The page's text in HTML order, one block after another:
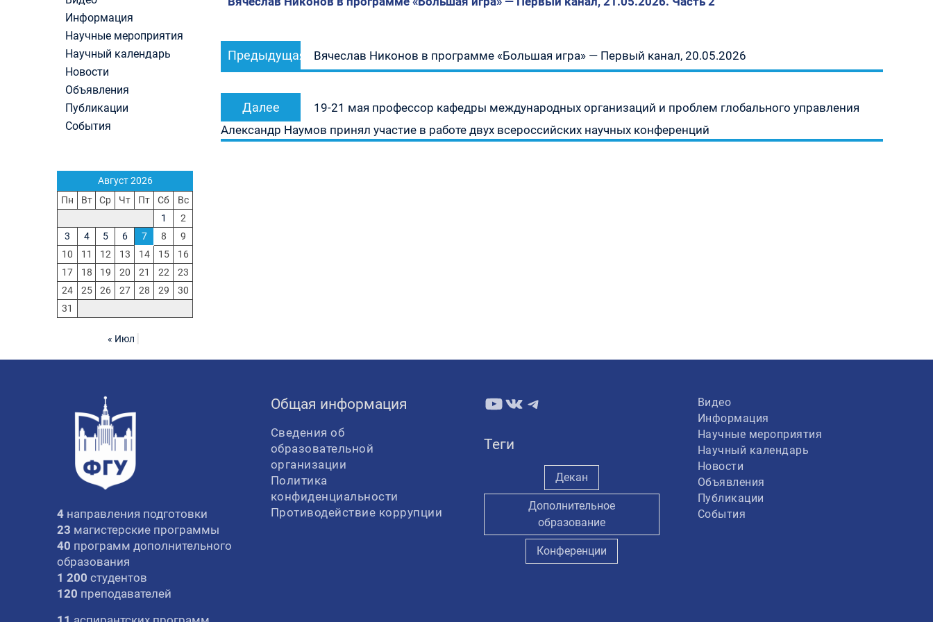
Первый канал, 27.07.2026. Часть 1-2
Конкурсные списки лиц, прошедших
вступительные испытания в МГУ имени
М.В.Ломоносова в 2026 году по каждому конкурсу
(ранжированные списки поступающих)
Первый канал, 24.07.2026. Часть 1-2
Вниманию абитуриентов бакалавриата! Открыта
онлайн-запись на заключение договора на
— Первый канал, 05.08.2026. Часть 1-3
Навигация
по
записям
Предыдущая
запись:
Вячеслав Никонов в программе «Большая игра» — Первый канал, 20.05.2026
Далее
запись:
19-21 мая профессор кафедры международных организаций и проблем глобального управления
Александр Наумов принял участие в работе двух всероссийских научных конференций
Информация
Научные мероприятия
Научный календарь
Новости
Объявления
Публикации
События
Август 2026
Пн
Вт Ср Чт Пт Сб
Вс
1
2
3
4 5 6 7 8
9
10
11 12 13 14 15
16
17
18 19 20 21 22
23
24
25 26 27 28 29
30
31
« Июл
4 направления подготовки
23 магистерские программы
40 программ дополнительного
образования
1 200 студентов
120 преподавателей
Общая информация
Сведения об
образовательной
организации
Политика
конфиденциальности
Противодействие коррупции
YouTube
ВКонтакте
Telegram
Теги
Декан
Дополнительное
образование
Конференции
Видео
Информация
Научные мероприятия
Научный календарь
Новости
Объявления
Публикации
События